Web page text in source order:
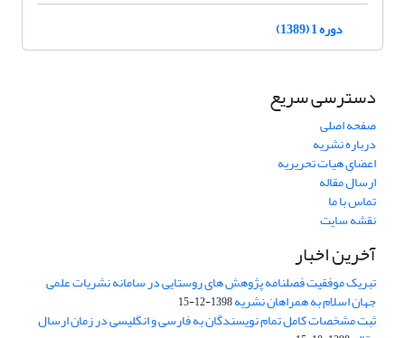
دوره 1 (1389)
دسترسی سریع
صفحه اصلی
درباره نشریه
اعضای هیات تحریریه
ارسال مقاله
تماس با ما
نقشه سایت
آخرین اخبار
تبریک موفقیت فصلنامه پژوهش های روستایی در سامانه نشریات علمی
جهان اسلام به همراهان نشریه1398-12-15
ثبت مشخصات کامل تمام نویسندگان به فارسی و انگلیسی در زمان ارسال